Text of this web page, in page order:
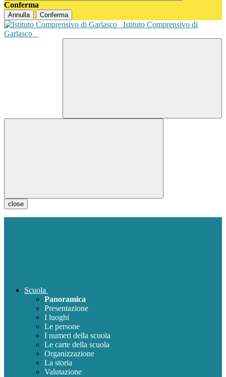
Conferma
Annulla Conferma
Istituto Comprensivo di
Garlasco
close
Scuola
Panoramica
Presentazione
I luoghi
Le persone
I numeri della scuola
Le carte della scuola
Organizzazione
La storia
Valutazione